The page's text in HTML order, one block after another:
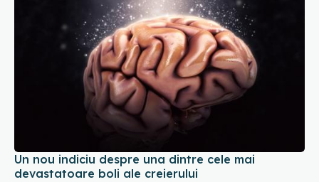
Un nou indiciu despre una dintre cele mai
devastatoare boli ale creierului